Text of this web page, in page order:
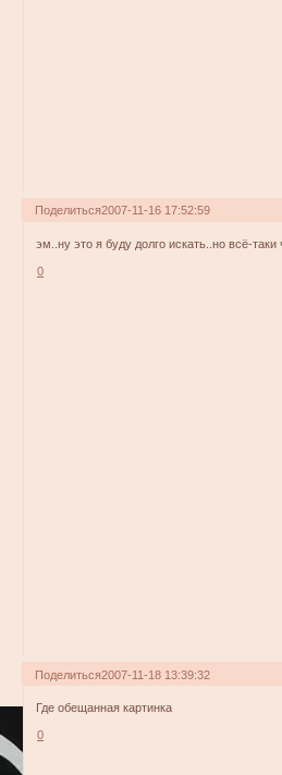
Поделиться2007-11-16 17:52:59
эм..ну это я буду долго искать..но всё-таки
0
Поделиться2007-11-18 13:39:32
Где обещанная картинка
0